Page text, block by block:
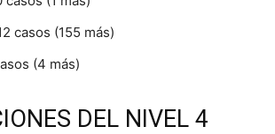
casos (155 más)
(4 más)
DEL NIVEL 4